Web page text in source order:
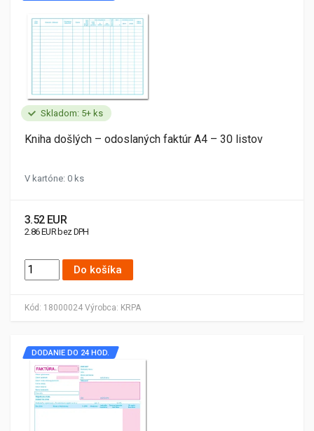
Skladom: 5+ ks
Kód: 18000024 Výrobca: KRPA
Kniha došlých – odoslaných faktúr A4 – 30 listov
V kartóne: 0 ks
3.52 EUR
2.86 EUR bez DPH
Do košíka
DODANIE DO 24 HOD.